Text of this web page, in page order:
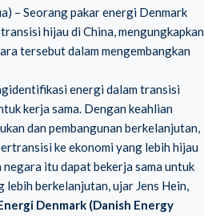
– Seorang pakar energi Denmark
hijau di China, mengungkapkan
tersebut dalam mengembangkan
energi dalam transisi
kerja sama. Dengan keahlian
dan pembangunan berkelanjutan,
ke ekonomi yang lebih hijau
itu dapat bekerja sama untuk
lebih berkelanjutan, ujar Jens Hein,
Denmark (Danish Energy